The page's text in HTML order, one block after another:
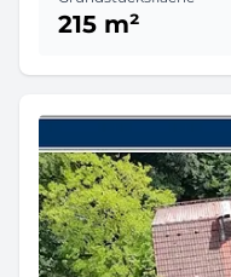
215 m²